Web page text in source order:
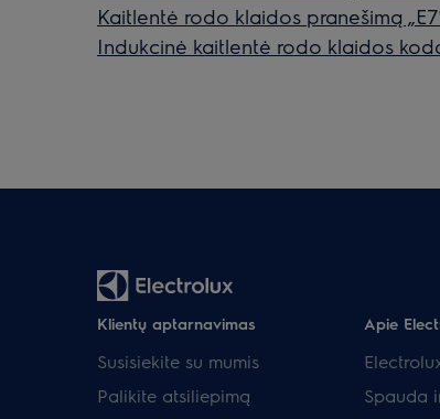
Kaitlentė rodo klaidos pranešimą
Indukcinė kaitlentė rodo klaidos kodą
Klientų aptarnavimas
Susisiekite su mumis
Palikite atsiliepimą
Apie
Spauda